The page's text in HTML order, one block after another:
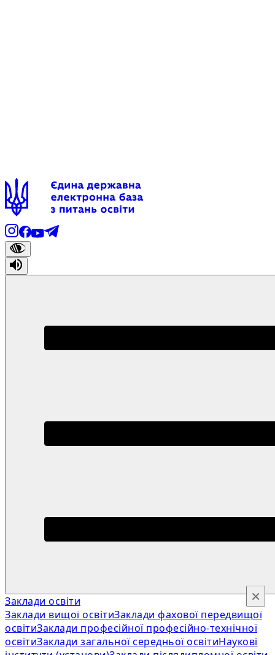
Заклади освіти
Заклади вищої освітиЗаклади фахової передвищої
освітиЗаклади професійної професійно-технічної
освітиЗаклади загальної середньої освітиНаукові
×